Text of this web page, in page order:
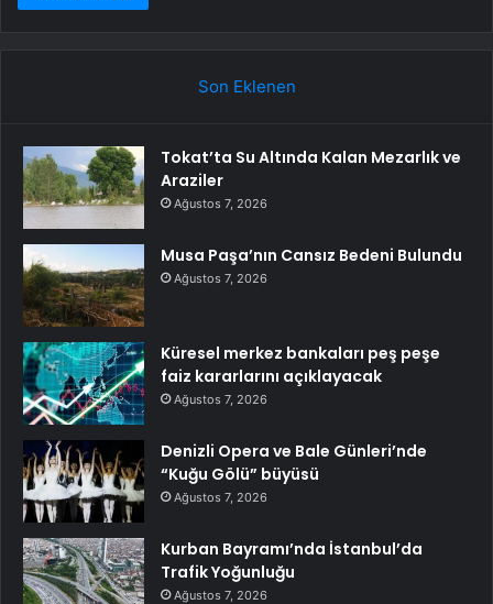
Son Eklenen
Tokat’ta Su Altında Kalan Mezarlık ve
Araziler
Ağustos 7, 2026
Musa Paşa’nın Cansız Bedeni Bulundu
Ağustos 7, 2026
Küresel merkez bankaları peş peşe
faiz kararlarını açıklayacak
Ağustos 7, 2026
Denizli Opera ve Bale Günleri’nde
“Kuğu Gölü” büyüsü
Ağustos 7, 2026
Kurban Bayramı’nda İstanbul’da
Trafik Yoğunluğu
Ağustos 7, 2026